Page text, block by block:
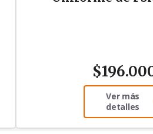
$
Ver más
detalles